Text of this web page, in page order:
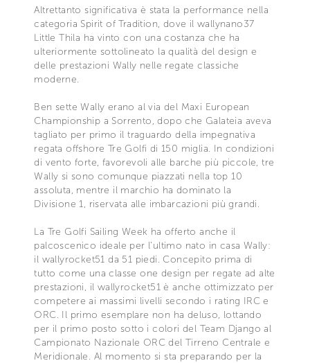
Altrettanto significativa è stata la performance nella
categoria Spirit of Tradition, dove il wallynano37
Little Thila ha vinto con una costanza che ha
ulteriormente sottolineato la qualità del design e
delle prestazioni Wally nelle regate classiche
moderne.
Ben sette Wally erano al via del Maxi European
Championship a Sorrento, dopo che Galateia aveva
tagliato per primo il traguardo della impegnativa
regata offshore Tre Golfi di 150 miglia. In condizioni
di vento forte, favorevoli alle barche più piccole, tre
Wally si sono comunque piazzati nella top 10
assoluta, mentre il marchio ha dominato la
Divisione 1, riservata alle imbarcazioni più grandi.
La Tre Golfi Sailing Week ha offerto anche il
palcoscenico ideale per l’ultimo nato in casa Wally:
il wallyrocket51 da 51 piedi. Concepito prima di
tutto come una classe one design per regate ad alte
prestazioni, il wallyrocket51 è anche ottimizzato per
competere ai massimi livelli secondo i rating IRC e
ORC. Il primo esemplare non ha deluso, lottando
per il primo posto sotto i colori del Team Django al
Campionato Nazionale ORC del Tirreno Centrale e
Meridionale. Al momento si sta preparando per la